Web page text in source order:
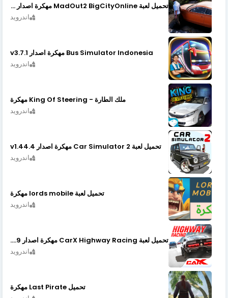
تحميل لعبة MadOut2 BigCityOnline مهكرة اصدار v10.48
اندرويد
Bus Simulator Indonesia مهكرة اصدار v3.7.1
اندرويد
ملك الطارة - King Of Steering مهكرة
اندرويد
تحميل لعبة Car Simulator 2 مهكرة اصدار v1.44.4
اندرويد
تحميل لعبة lords mobile مهكرة
اندرويد
تحميل لعبة CarX Highway Racing مهكرة اصدار v1.74.9
اندرويد
تحميل Last Pirate مهكرة